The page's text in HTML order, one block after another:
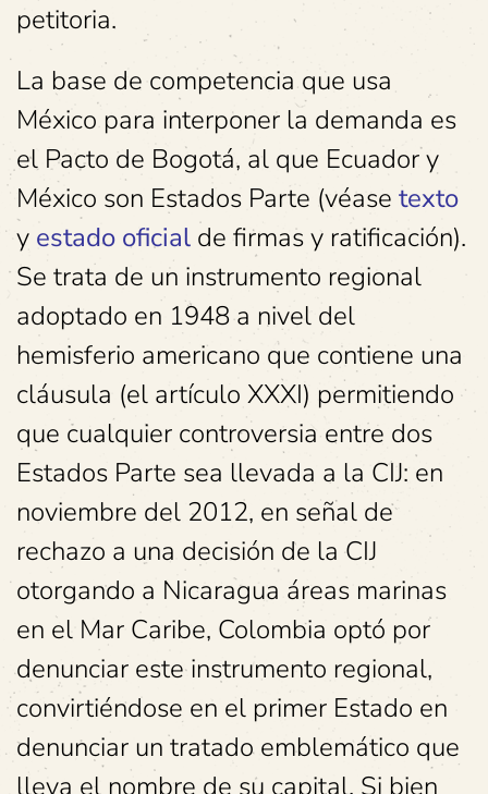
petitoria.
La base de competencia que usa
México para interponer la demanda es
el Pacto de Bogotá, al que Ecuador y
México son Estados Parte (véase texto
y estado oficial de firmas y ratificación).
Se trata de un instrumento regional
adoptado en 1948 a nivel del
hemisferio americano que contiene una
cláusula (el artículo XXXI) permitiendo
que cualquier controversia entre dos
Estados Parte sea llevada a la CIJ: en
noviembre del 2012, en señal de
rechazo a una decisión de la CIJ
otorgando a Nicaragua áreas marinas
en el Mar Caribe, Colombia optó por
denunciar este instrumento regional,
convirtiéndose en el primer Estado en
denunciar un tratado emblemático que
lleva el nombre de su capital. Si bien